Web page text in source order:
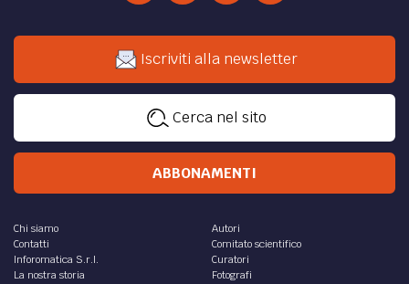
Iscriviti alla newsletter
Cerca nel sito
ABBONAMENTI
Chi siamo
Contatti
Inforomatica S.r.l.
La nostra storia
Autori
Comitato scientifico
Curatori
Fotografi